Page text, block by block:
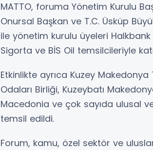
MATTO, foruma Yönetim Kurulu
Onursal Başkan ve T.C. Üsküp
ile yönetim kurulu üyeleri
Sigorta ve BİS Oil temsilcileriyle
Etkinlikte ayrıca Kuzey
Odaları Birliği, Kuzeybatı
Macedonia ve çok sayıda ulusal
temsil edildi.
Forum, kamu, özel sektör ve